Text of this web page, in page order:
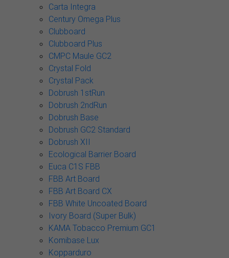
Carta Integra
Century Omega Plus
Clubboard
Clubboard Plus
CMPC Maule GC2
Crystal Fold
Crystal Pack
Dobrush 1stRun
Dobrush 2ndRun
Dobrush Base
Dobrush GC2 Standard
Dobrush XII
Ecological Barrier Board
Euca C1S FBB
FBB Art Board
FBB Art Board CX
FBB White Uncoated Board
Ivory Board (Super Bulk)
KAMA Tobacco Premium GC1
Komibase Lux
Kopparduro